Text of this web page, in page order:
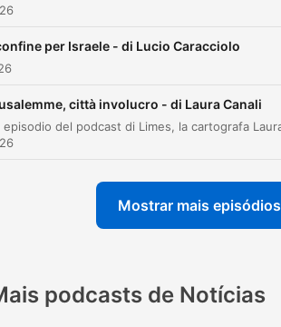
per Israele - di Lucio Caracciolo
città involucro - di Laura Canali
Mostrar mais episódios
podcasts de Notícias